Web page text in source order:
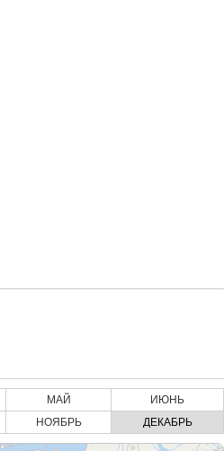
МАЙ
ИЮНЬ
НОЯБРЬ ДЕКАБРЬ